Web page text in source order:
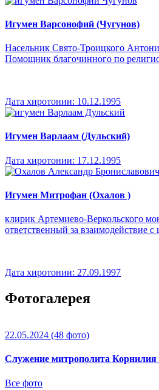
Игумен Варсонофий (Чугунов)
Насельник Свято-Троицкого
Помощник благочинного по
Дата хиротонии: 10.12.1995
Игумен Варлаам (Дульский)
Дата хиротонии: 17.12.1995
Игумен Митрофан (Охалов )
клирик Артемиево-Веркольского
ответственный за взаимодействие
Дата хиротонии: 27.09.1997
Фотогалерея
22.05.2024 (48 фото)
Служение митрополита Корнилия
Все фото